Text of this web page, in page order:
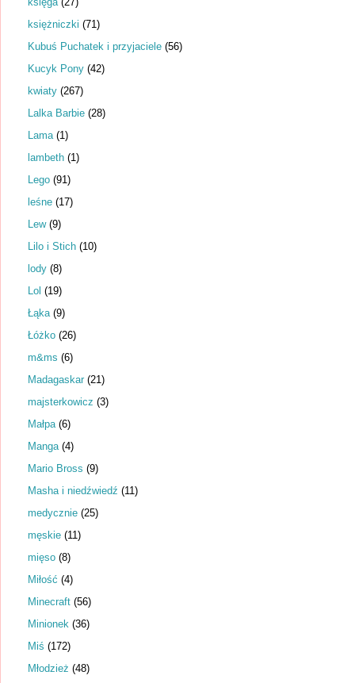
księżniczki (71)
Kubuś Puchatek i przyjaciele (56)
Kucyk Pony (42)
kwiaty (267)
Lalka Barbie (28)
Lama (1)
lambeth (1)
Lego (91)
leśne (17)
Lew (9)
Lilo i Stich (10)
lody (8)
Lol (19)
Łąka (9)
Łóżko (26)
m&ms (6)
Madagaskar (21)
majsterkowicz (3)
Małpa (6)
Manga (4)
Mario Bross (9)
Masha i niedźwiedź (11)
medycznie (25)
męskie (11)
mięso (8)
Miłość (4)
Minecraft (56)
Minionek (36)
Miś (172)
Młodzież (48)